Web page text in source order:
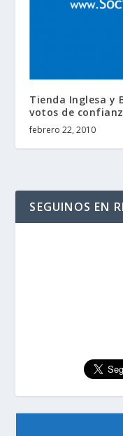
Tienda Inglesa y
votos de
febrero 22, 2010
SEGUINOS EN